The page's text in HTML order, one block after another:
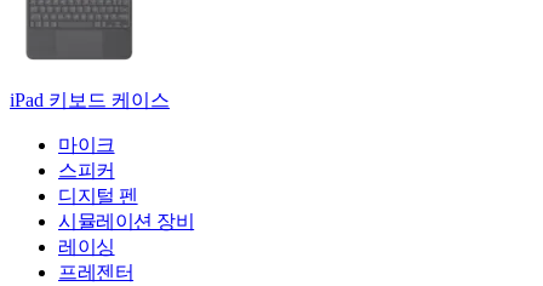
iPad 키보드 케이스
마이크
스피커
디지털 펜
시뮬레이션 장비
레이싱
프레젠터